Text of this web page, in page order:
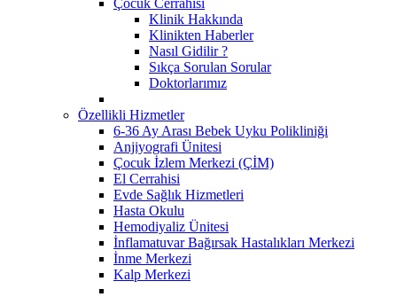
Klinik Hakkında
Klinikten Haberler
Nasıl Gidilir ?
Sıkça Sorulan Sorular
Doktorlarımız
Özellikli Hizmetler
6-36 Ay Arası Bebek Uyku Polikliniği
Anjiyografi Ünitesi
Çocuk İzlem Merkezi (ÇİM)
El Cerrahisi
Evde Sağlık Hizmetleri
Hasta Okulu
Hemodiyaliz Ünitesi
İnflamatuvar Bağırsak Hastalıkları Merkezi
İnme Merkezi
Kalp Merkezi